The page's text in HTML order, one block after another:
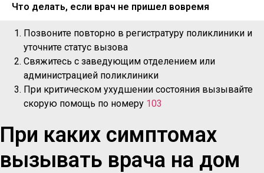
Что делать, если врач не пришел вовремя
Позвоните повторно в регистратуру поликлиники и
уточните статус вызова
Свяжитесь с заведующим отделением или
администрацией поликлиники
При критическом ухудшении состояния вызывайте
скорую помощь по номеру 103
При каких симптомах
вызывать врача на дом